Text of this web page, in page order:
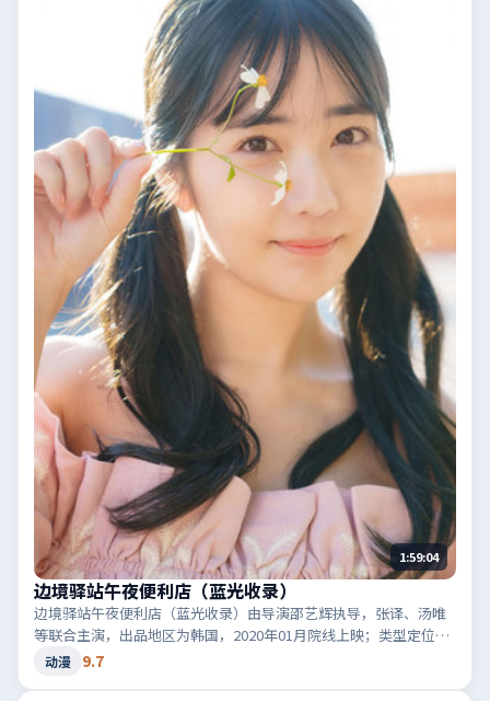
1:59:04
边境驿站午夜便利店（蓝光收录）
边境驿站午夜便利店（蓝光收录）由导演邵艺辉执导，张译、汤唯
等联合主演，出品地区为韩国，2020年01月院线上映；类型定位为
动漫·惊悚，音效与剪辑节奏凌厉。适合检索「韩国惊悚」「2020
动漫 9.7